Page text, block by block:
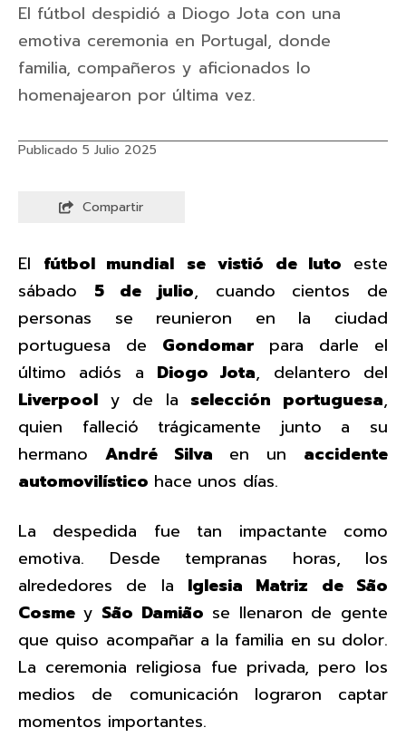
El fútbol despidió a Diogo Jota con una
emotiva ceremonia en Portugal, donde
familia, compañeros y aficionados lo
homenajearon por última vez.
Publicado 5 Julio 2025
Compartir
El fútbol mundial se vistió de luto este
sábado 5 de julio, cuando cientos de
personas se reunieron en la ciudad
portuguesa de Gondomar para darle el
último adiós a Diogo Jota, delantero del
Liverpool y de la selección portuguesa,
quien falleció trágicamente junto a su
hermano André Silva en un accidente
automovilístico hace unos días.
La despedida fue tan impactante como
emotiva. Desde tempranas horas, los
alrededores de la Iglesia Matriz de São
Cosme y São Damião se llenaron de gente
que quiso acompañar a la familia en su dolor.
La ceremonia religiosa fue privada, pero los
medios de comunicación lograron captar
momentos importantes.